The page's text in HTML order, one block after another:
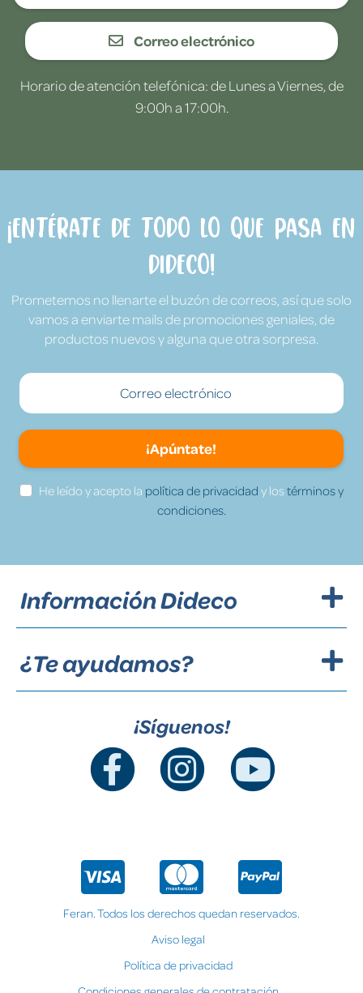
Correo electrónico
Horario de atención telefónica: de Lunes a Viernes, de
9:00h a 17:00h.
¡Entérate de todo lo que pasa en
Dideco!
Prometemos no llenarte el buzón de correos, así que solo
vamos a enviarte mails de promociones geniales, de
productos nuevos y alguna que otra sorpresa.
¡Apúntate!
He leído y acepto la política de privacidad y lostérminos y
condiciones.
Información Dideco
¿Te ayudamos?
¡Síguenos!
Feran. Todos los derechos quedan reservados.
Aviso legal
Política de privacidad